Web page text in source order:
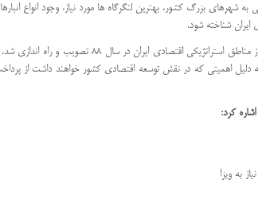
به شهرهای بزرگ کشور، بهترین لنگرگاه ها مورد نیاز، وجود
ایران شناخته شود.
منطقه ویژه اقتصادی شهر آستارا با 61 هزار
کرد:
به ویزا